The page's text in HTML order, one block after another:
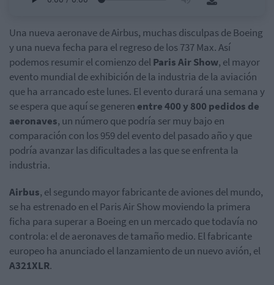
Una nueva aeronave de Airbus, muchas disculpas de Boeing
y una nueva fecha para el regreso de los 737 Max. Así
podemos resumir el comienzo delParis Air Show, el mayor
evento mundial de exhibición de la industria de la aviación
que ha arrancado este lunes. El evento durará una semana y
se espera que aquí se generen entre 400 y 800 pedidos de
aeronaves, un número que podría ser muy bajo en
comparación con los 959 del evento del pasado año y que
podría avanzar las dificultades a las que se enfrenta la
industria.
Airbus, el segundo mayor fabricante de aviones del mundo,
se ha estrenado en el Paris Air Show moviendo la primera
ficha para superar a Boeing en un mercado que todavía no
controla: el de aeronaves de tamaño medio. El fabricante
europeo ha anunciado el lanzamiento de un nuevo avión, el
A321XLR.